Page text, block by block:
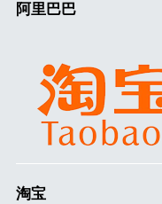
阿里巴巴
淘宝